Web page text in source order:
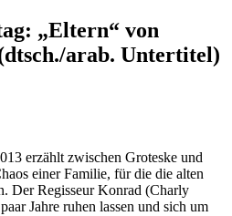
„Eltern“ von
arab. Untertitel)
erzählt zwischen Groteske und
einer Familie, für die die alten
Der Regisseur Konrad (Charly
Jahre ruhen lassen und sich um